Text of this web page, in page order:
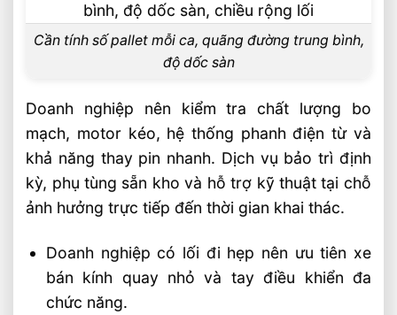
Cần tính số pallet mỗi ca, quãng đường trung bình,
độ dốc sàn
Doanh nghiệp nên kiểm tra chất lượng bo
mạch, motor kéo, hệ thống phanh điện từ và
khả năng thay pin nhanh. Dịch vụ bảo trì định
kỳ, phụ tùng sẵn kho và hỗ trợ kỹ thuật tại chỗ
ảnh hưởng trực tiếp đến thời gian khai thác.
Doanh nghiệp có lối đi hẹp nên ưu tiên xe
bán kính quay nhỏ và tay điều khiển đa
chức năng.